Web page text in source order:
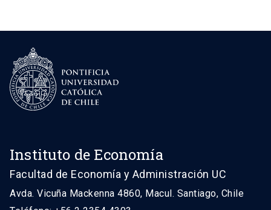
Instituto de Economía
Facultad de Economía y Administración UC
Avda. Vicuña Mackenna 4860, Macul. Santiago, Chile